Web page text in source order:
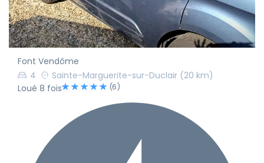
Font Vendôme
4
Sainte-Marguerite-sur-Duclair (20 km)
Loué 8 fois
(6)